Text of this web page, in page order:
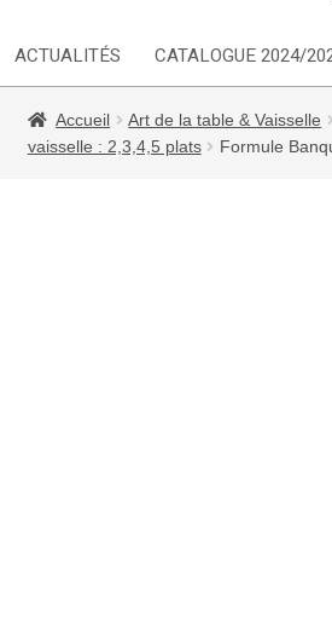
ACTUALITÉS CATALOGUE 2024/
Accueil Art de la table & Vaisselle
vaisselle : 2,3,4,5 plats
Formule